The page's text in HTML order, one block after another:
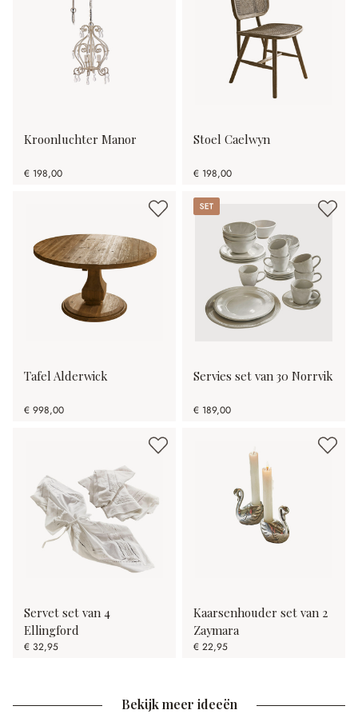
Kroonluchter Manor
€ 198,00
Stoel Caelwyn
€ 198,00
Tafel Alderwick
€ 998,00
Set
Servies set van 30 Norrvik
€ 189,00
Servet set van 4
Ellingford
€ 32,95
Kaarsenhouder set van 2
Zaymara
€ 22,95
Bekijk meer ideeën